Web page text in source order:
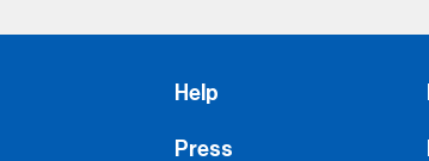
Help
Press